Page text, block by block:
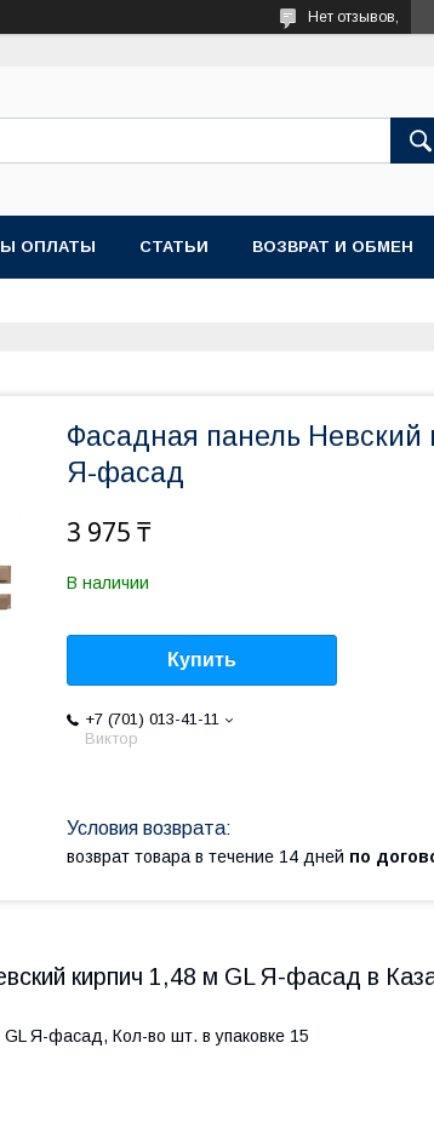
Нет отзывов,
ОПЛАТЫ СТАТЬИ ВОЗВРАТ И ОБМЕН
Фасадная панель Невский
Я-фасад
3 975 ₸
В наличии
Купить
+7 (701) 013-41-11
Виктор
возврат товара в течение 14 дней по
кирпич 1,48 м GL Я-фасад в
Я-фасад, Кол-во шт. в упаковке 15